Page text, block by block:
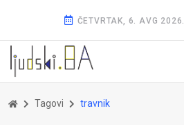
ČETVRTAK, 6. AVG 2026.
Tagovi travnik